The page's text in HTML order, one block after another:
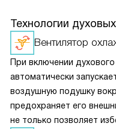
Технологии
Вентилятор
При включении
автоматически
воздушную подушку
предохраняет его
не только позволяет